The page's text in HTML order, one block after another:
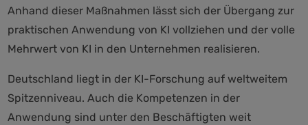
Anhand dieser Maßnahmen lässt sich der Übergang zur
praktischen Anwendung von KI vollziehen und der volle
Mehrwert von KI in den Unternehmen realisieren.
Deutschland liegt in der KI-Forschung auf weltweitem
Spitzenniveau. Auch die Kompetenzen in der
Anwendung sind unter den Beschäftigten weit